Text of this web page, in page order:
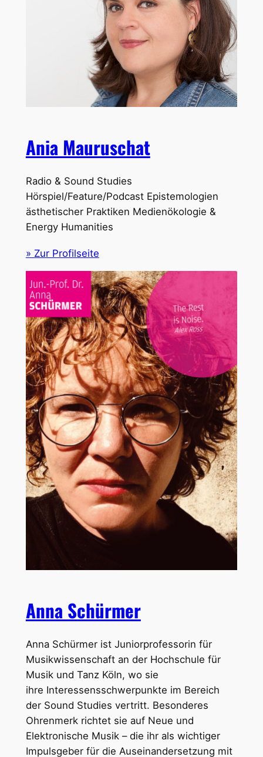
Ania Mauruschat
Radio & Sound Studies
Hörspiel/Feature/Podcast Epistemologien
ästhetischer Praktiken Medienökologie &
Energy Humanities
» Zur Profilseite
Anna Schürmer
Anna Schürmer ist Juniorprofessorin für
Musikwissenschaft an der Hochschule für
Musik und Tanz Köln, wo sie
ihre Interessensschwerpunkte im Bereich
der Sound Studies vertritt. Besonderes
Ohrenmerk richtet sie auf Neue und
Elektronische Musik – die ihr als wichtiger
Impulsgeber für die Auseinandersetzung mit